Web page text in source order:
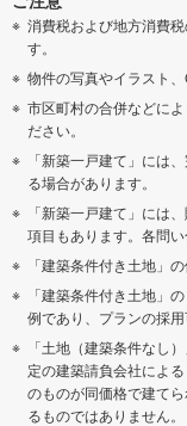
消費税および地方消費
す。
物件の写真やイラスト
市区町村の合併などに
ださい。
「新築一戸建て」には
る場合があります。
「新築一戸建て」には
項目もあります。各問い
「建築条件付き土地」
「建築条件付き土地」
例であり、プランの採用
「土地（建築条件なし
定の建築請負会社によ
のものが同価格で建て
るものではありません。